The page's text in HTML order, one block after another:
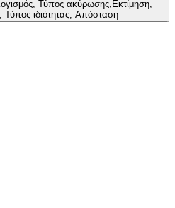
Τύπος ακύρωσης,Εκτίμηση,
Τύπος ιδιότητας, Απόσταση